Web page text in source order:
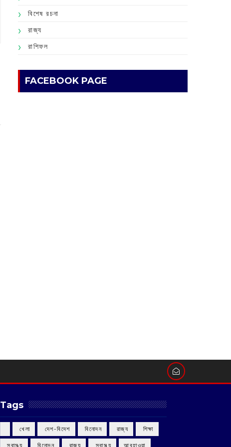
বিশেষ রচনা
রাজ্য
রাশিফল
FACEBOOK PAGE
Tags
‌ খেলা ‌ দেশ-বিদেশ ‌ বিনোদন ‌ রাজ্য ‌ শিক্ষা
‌ স্বাস্থ্য ‌ বিনোদন ‌ রাজ্য ‌ স্বাস্থ্য আবহাওয়া